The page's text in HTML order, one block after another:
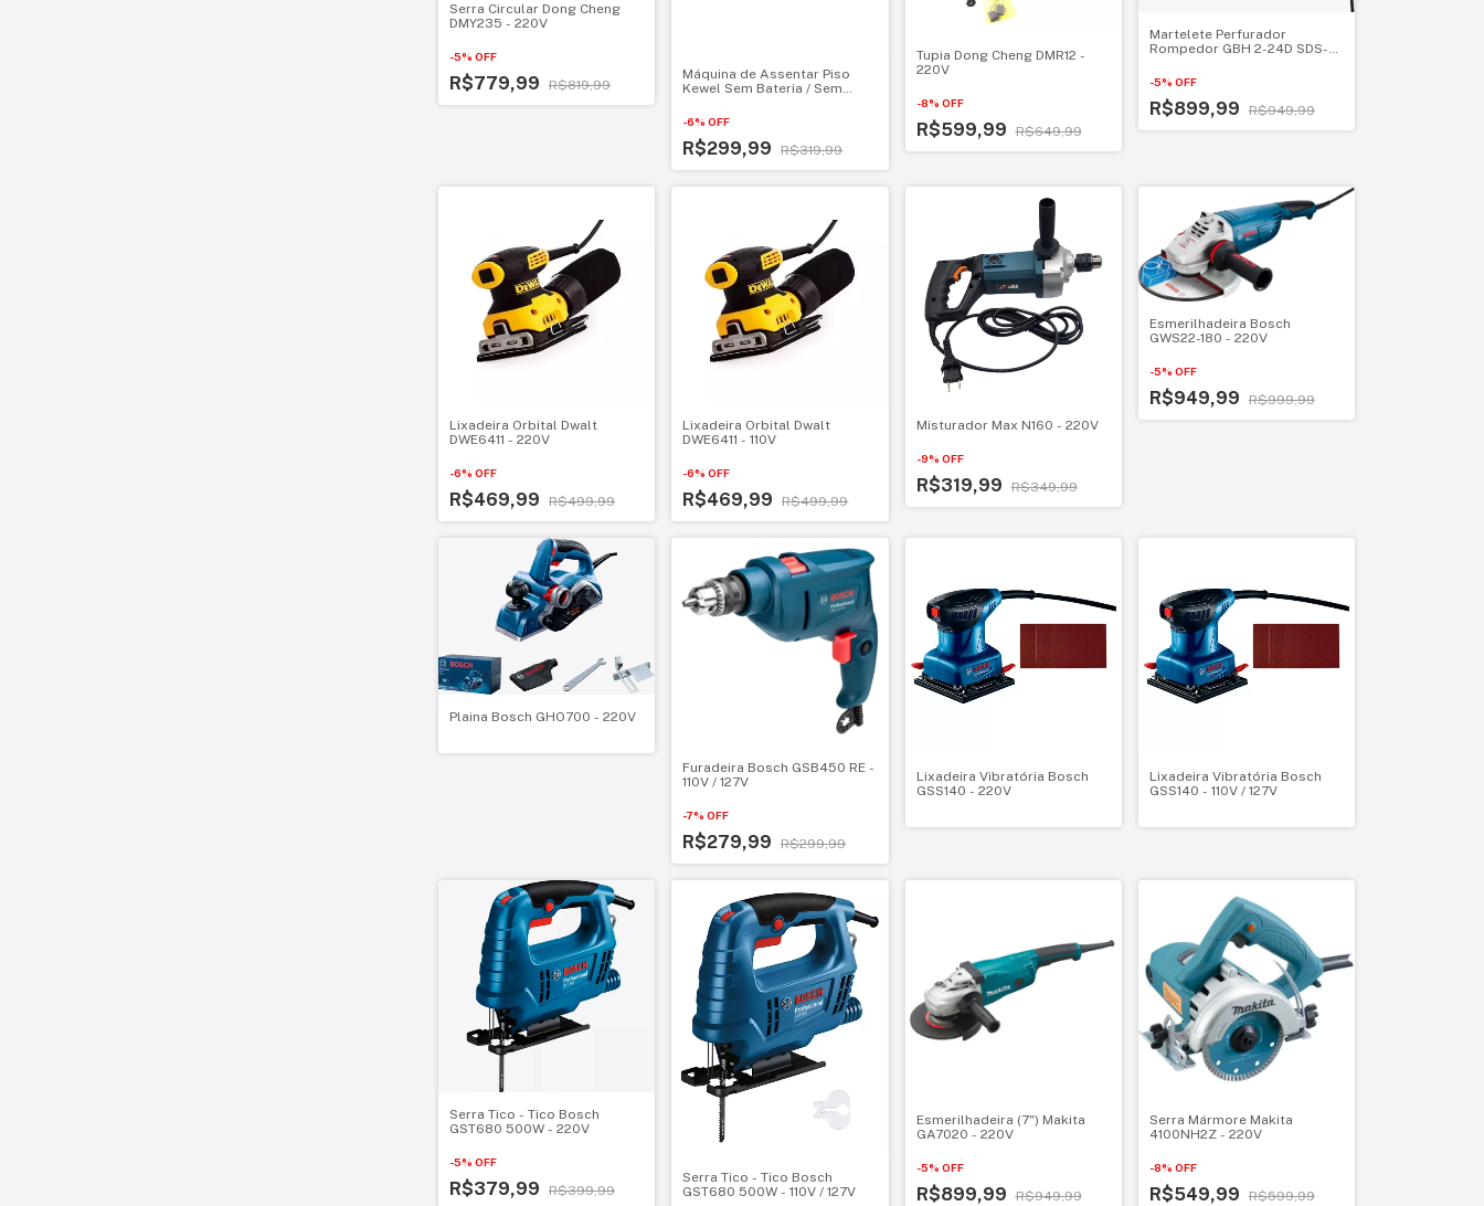
Serra Circular Dong Cheng
DMY235 - 220V
-5% OFF
R$779,99 R$819,99
Máquina de Assentar Piso
Kewel Sem Bateria / Sem
-6%OFF
R$299,99 R$319,99
Tupia Dong Cheng DMR12 -
220V
-8% OFF
R$599,99 R$649,99
Martelete Perfurador
Rompedor GBH 2-24D SDS-
-5% OFF
R$899,99 R$949,99
Lixadeira Orbital Dwalt
DWE6411 - 220V
-6% OFF
R$469,99 R$499,99
Lixadeira Orbital Dwalt
DWE6411 - 110V
-6%OFF
R$469,99 R$499,99
Misturador Max N160 - 220V
-9% OFF
R$319,99 R$349,99
Esmerilhadeira Bosch
GWS22-180 - 220V
-5% OFF
R$949,99 R$999,99
Plaina Bosch GHO700 - 220V
Furadeira Bosch GSB450 RE -
110V / 127V
-7%OFF
R$279,99 R$299,99
Lixadeira Vibratória Bosch
GSS140 - 220V
Lixadeira Vibratória Bosch
GSS140 - 110V / 127V
Serra Tico - Tico Bosch
GST680 500W - 220V
-5% OFF
R$379,99 R$399,99
Serra Tico - Tico Bosch
GST680 500W - 110V / 127V
Esmerilhadeira (7") Makita
GA7020 - 220V
-5% OFF
R$899,99 R$949,99
Serra Mármore Makita
4100NH2Z - 220V
-8% OFF
R$549,99 R$599,99